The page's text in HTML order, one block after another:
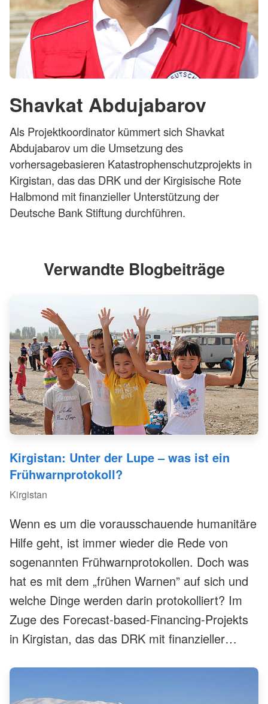
Shavkat Abdujabarov
Als Projektkoordinator kümmert sich Shavkat
Abdujabarov um die Umsetzung des
vorhersagebasieren Katastrophenschutzprojekts in
Kirgistan, das das DRK und der Kirgisische Rote
Halbmond mit finanzieller Unterstützung der
Deutsche Bank Stiftung durchführen.
Verwandte Blogbeiträge
Kirgistan: Unter der Lupe – was ist ein
Frühwarnprotokoll?
Kirgistan
Wenn es um die vorausschauende humanitäre
Hilfe geht, ist immer wieder die Rede von
sogenannten Frühwarnprotokollen. Doch was
hat es mit dem „frühen Warnen” auf sich und
welche Dinge werden darin protokolliert? Im
Zuge des Forecast-based-Financing-Projekts
in Kirgistan, das das DRK mit finanzieller
unterstützt, sind gleich zwei
Frühwarnprotokolle entstanden. Ein Einblick